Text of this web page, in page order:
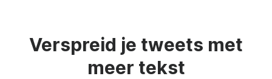
Verspreid je tweets met
meer tekst